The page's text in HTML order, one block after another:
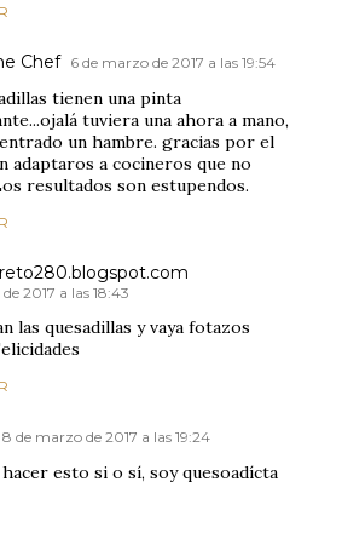
Chef 6 de marzo de 2017 a las 19:54
tienen una pinta
tuviera una ahora a mano,
un hambre. gracias por el
adaptaros a cocineros que no
resultados son estupendos.
2017 a las 18:43
las quesadillas y vaya fotazos
8 de marzo de 2017 a las 19:24
esto si o sí, soy quesoadícta